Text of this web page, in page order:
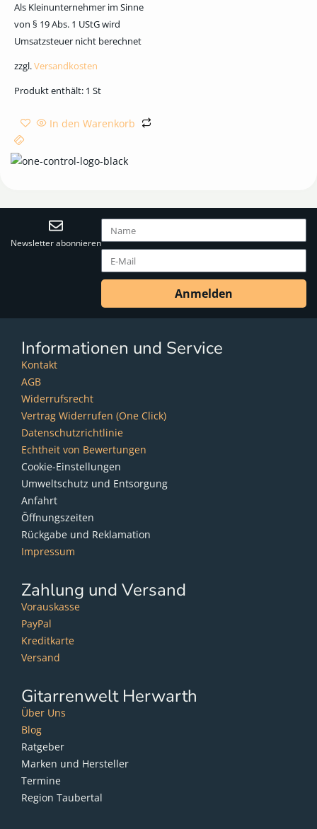
Als Kleinunternehmer im Sinne
von § 19 Abs. 1 UStG wird
Umsatzsteuer nicht berechnet
zzgl.Versandkosten
Produkt enthält: 1 St
In den Warenkorb
Newsletter abonnieren
Anmelden
Informationen und Service
Kontakt
AGB
Widerrufsrecht
Vertrag Widerrufen (One Click)
Datenschutzrichtlinie
Echtheit von Bewertungen
Cookie-Einstellungen
Umweltschutz und Entsorgung
Anfahrt
Öffnungszeiten
Rückgabe und Reklamation
Impressum
Zahlung und Versand
Vorauskasse
PayPal
Kreditkarte
Versand
Gitarrenwelt Herwarth
Über Uns
Blog
Ratgeber
Marken und Hersteller
Termine
Region Taubertal